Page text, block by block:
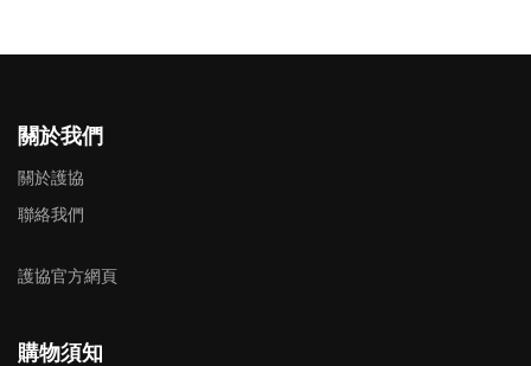
關於我們
關於護協
聯絡我們
護協官方網頁
購物須知